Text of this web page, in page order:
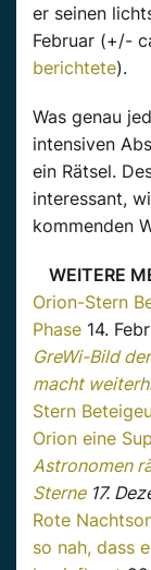
er seinen
Februar (+/-
berichtete).
Was genau
intensiven
ein Rätsel.
interessant,
kommenden
WEITERE
Orion-Stern
Phase 14.
GreWi-Bild
macht
Stern
Orion eine
Astronomen
Sterne17.
Rote
so nah, dass